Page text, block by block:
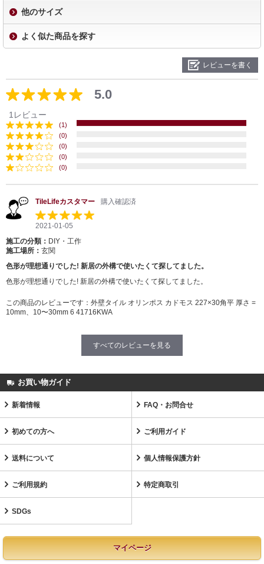
他のサイズ
よく似た商品を探す
レビューを書く
5.0
1レビュー
(1)
(0)
(0)
(0)
(0)
TileLifeカスタマー 購入確認済
2021-01-05
施工の分類： DIY・工作
施工場所： 玄関
色形が理想通りでした! 新居の外構で使いたくて探してました。
色形が理想通りでした! 新居の外構で使いたくて探してました。
この商品のレビューです： 外壁タイル オリンポス カドモス 227×30角平 厚さ =
10mm、10〜30mm 6 41716KWA
すべてのレビューを見る
お買い物ガイド
新着情報 FAQ・お問合せ
初めての方へ ご利用ガイド
送料について 個人情報保護方針
ご利用規約 特定商取引
SDGs
マイページ